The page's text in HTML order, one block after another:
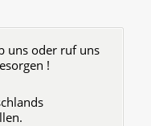
uns oder ruf uns
!